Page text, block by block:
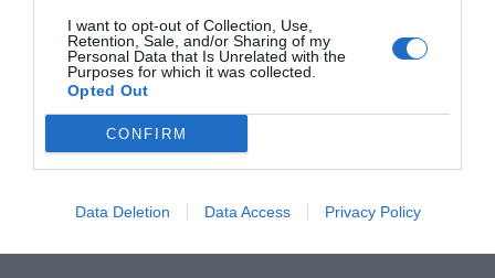
I want to opt-out of Collection, Use,
Retention, Sale, and/or Sharing of my
Personal Data that Is Unrelated with the
Purposes for which it was collected.
Opted Out
CONFIRM
Data Deletion Data Access Privacy Policy
Josep Font després
de partir peres a
Bon Preu